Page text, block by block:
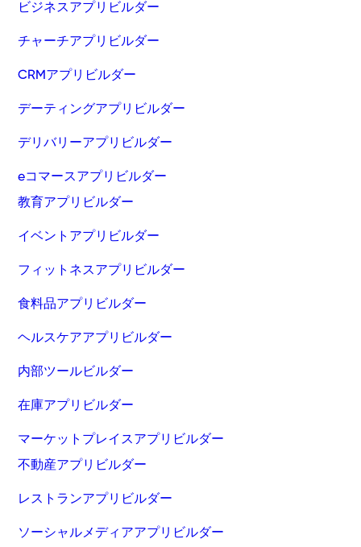
ビジネスアプリビルダー
チャーチアプリビルダー
CRMアプリビルダー
デーティングアプリビルダー
デリバリーアプリビルダー
eコマースアプリビルダー
教育アプリビルダー
イベントアプリビルダー
フィットネスアプリビルダー
食料品アプリビルダー
ヘルスケアアプリビルダー
内部ツールビルダー
在庫アプリビルダー
マーケットプレイスアプリビルダー
不動産アプリビルダー
レストランアプリビルダー
ソーシャルメディアアプリビルダー